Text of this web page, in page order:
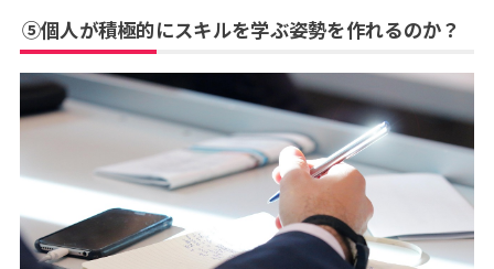
⑤個人が積極的にスキルを学ぶ姿勢を作れるのか？